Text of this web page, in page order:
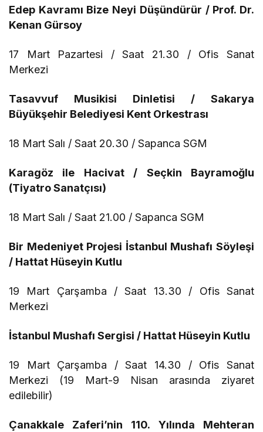
Edep Kavramı Bize Neyi Düşündürür / Prof. Dr.
Kenan Gürsoy
17 Mart Pazartesi / Saat 21.30 / Ofis Sanat
Merkezi
Tasavvuf Musikisi Dinletisi / Sakarya
Büyükşehir Belediyesi Kent Orkestrası
18 Mart Salı / Saat 20.30 / Sapanca SGM
Karagöz ile Hacivat / Seçkin Bayramoğlu
(Tiyatro Sanatçısı)
18 Mart Salı / Saat 21.00 / Sapanca SGM
Bir Medeniyet Projesi İstanbul Mushafı Söyleşi
/ Hattat Hüseyin Kutlu
19 Mart Çarşamba / Saat 13.30 / Ofis Sanat
Merkezi
İstanbul Mushafı Sergisi / Hattat Hüseyin Kutlu
19 Mart Çarşamba / Saat 14.30 / Ofis Sanat
Merkezi (19 Mart-9 Nisan arasında ziyaret
edilebilir)
Çanakkale Zaferi’nin 110. Yılında Mehteran